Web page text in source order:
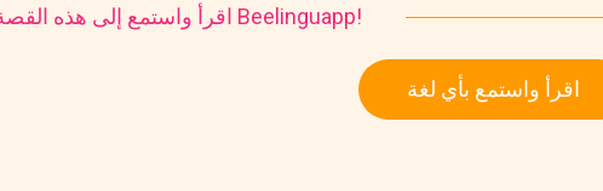
اقرأ واستمع إلى هذه القصة في Beelinguapp!
اقرأ واستمع بأي لغة